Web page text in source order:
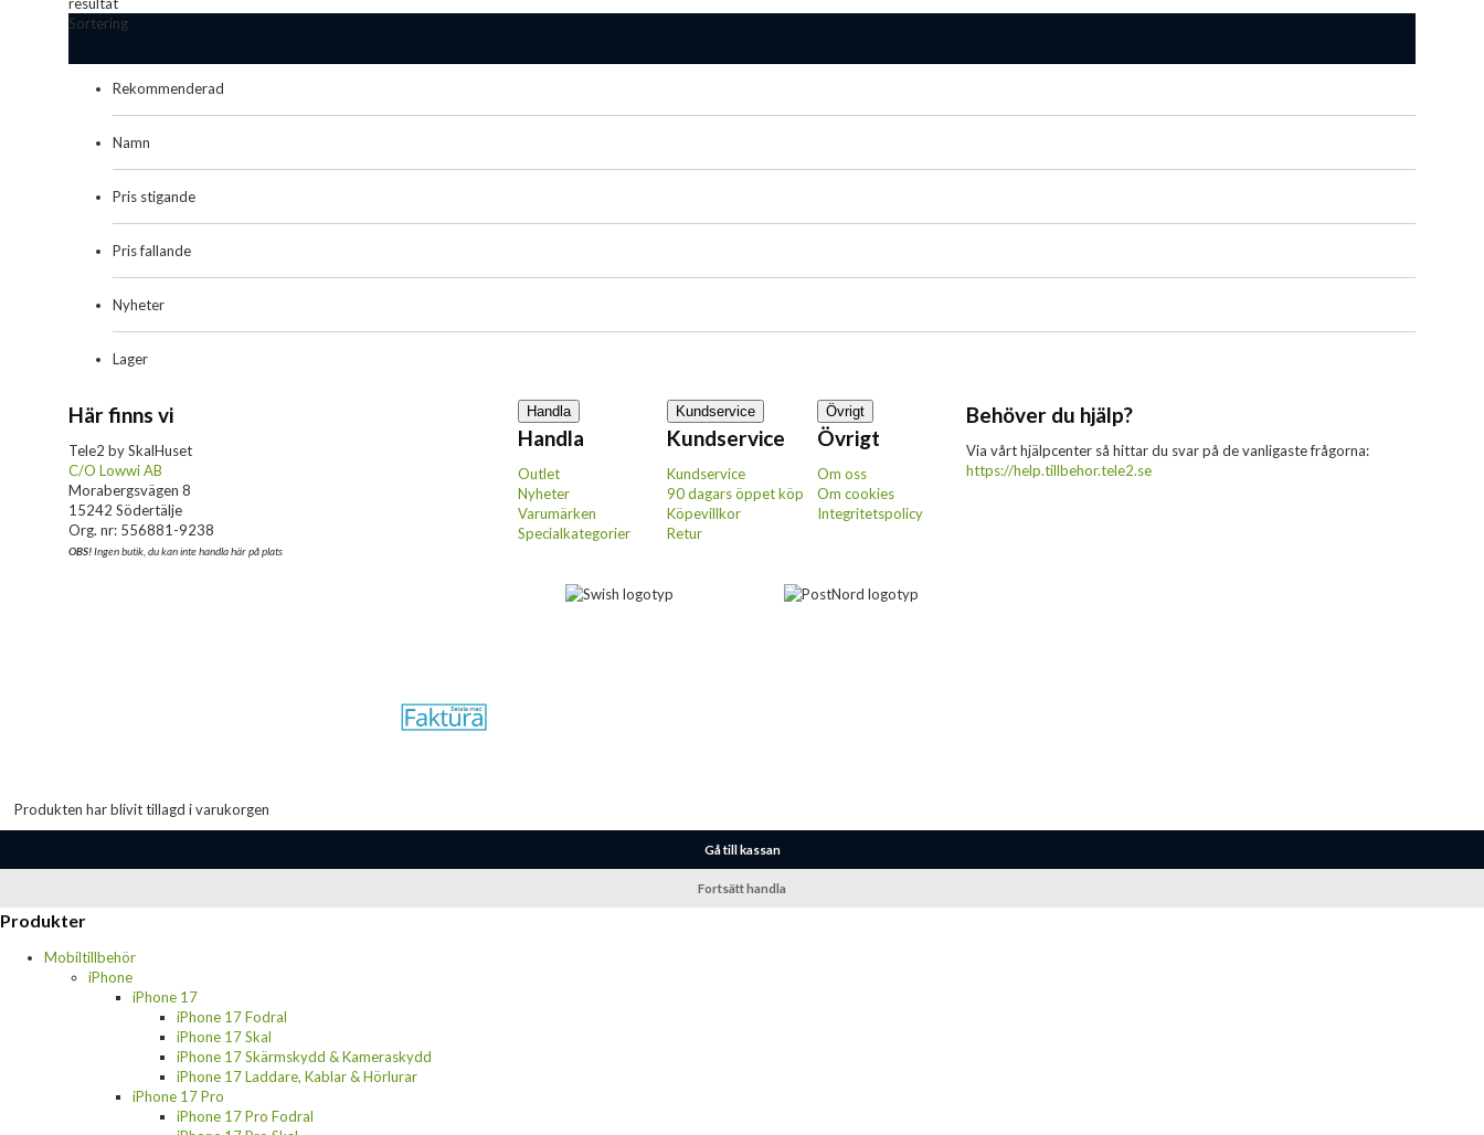
Sortering
Rekommenderad
Namn
Pris stigande
Pris fallande
Nyheter
Lager
Här finns vi
Tele2 by SkalHuset
C/O Lowwi AB
Morabergsvägen 8
15242 Södertälje
Org. nr: 556881-9238
OBS!Ingen butik, du kan inte handla här på plats
Handla
Handla
Outlet
Nyheter
Varumärken
Specialkategorier
Kundservice
Kundservice
Kundservice
90 dagars öppet köp
Köpevillkor
Retur
Övrigt
Övrigt
Om oss
Om cookies
Integritetspolicy
Behöver du hjälp?
Via vårt hjälpcenter så hittar du svar på de vanligaste frågorna:
https://help.tillbehor.tele2.se
Produkten har blivit tillagd i varukorgen
Gå till kassan
Fortsätt handla
Produkter
Mobiltillbehör
iPhone
iPhone 17
iPhone 17 Fodral
iPhone 17 Skal
iPhone 17 Skärmskydd & Kameraskydd
iPhone 17 Laddare, Kablar & Hörlurar
iPhone 17 Pro
iPhone 17 Pro Fodral